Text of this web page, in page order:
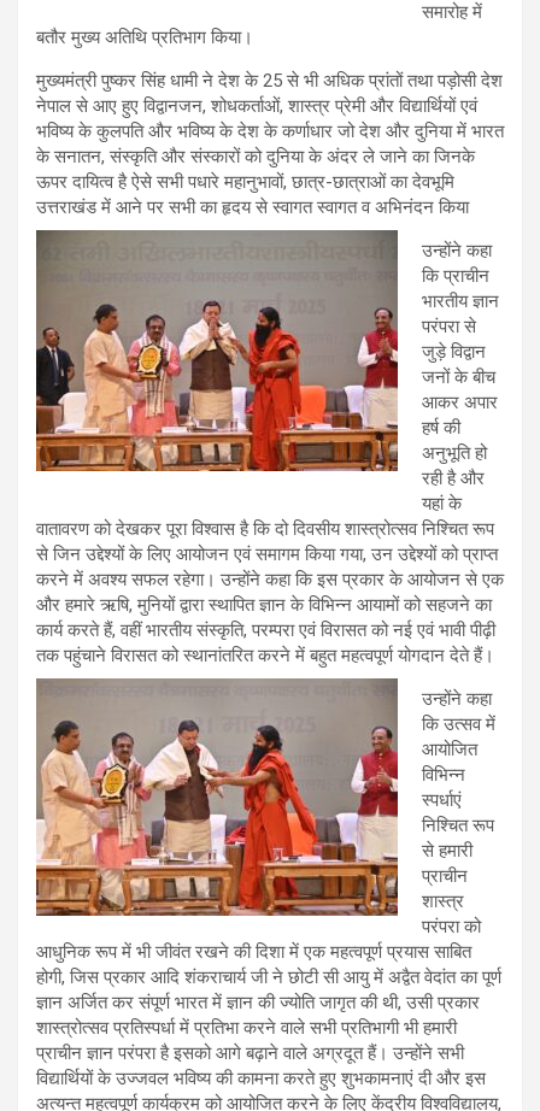
समारोह में
बतौर मुख्य अतिथि प्रतिभाग किया।
मुख्यमंत्री पुष्कर सिंह धामी ने देश के 25 से भी अधिक प्रांतों तथा पड़ोसी देश
नेपाल से आए हुए विद्वानजन, शोधकर्ताओं, शास्त्र प्रेमी और विद्यार्थियों एवं
भविष्य के कुलपति और भविष्य के देश के कर्णाधार जो देश और दुनिया में भारत
के सनातन, संस्कृति और संस्कारों को दुनिया के अंदर ले जाने का जिनके
ऊपर दायित्व है ऐसे सभी पधारे महानुभावों, छात्र-छात्राओं का देवभूमि
उत्तराखंड में आने पर सभी का हृदय से स्वागत स्वागत व अभिनंदन किया
उन्होंने कहा
कि प्राचीन
भारतीय ज्ञान
परंपरा से
जुड़े विद्वान
जनों के बीच
आकर अपार
हर्ष की
अनुभूति हो
रही है और
यहां के
वातावरण को देखकर पूरा विश्वास है कि दो दिवसीय शास्त्रोत्सव निश्चित रूप
से जिन उद्देश्यों के लिए आयोजन एवं समागम किया गया, उन उद्देश्यों को प्राप्त
करने में अवश्य सफल रहेगा। उन्होंने कहा कि इस प्रकार के आयोजन से एक
और हमारे ऋषि, मुनियों द्वारा स्थापित ज्ञान के विभिन्न आयामों को सहजने का
कार्य करते हैं, वहीं भारतीय संस्कृति, परम्परा एवं विरासत को नई एवं भावी पीढ़ी
तक पहुंचाने विरासत को स्थानांतरित करने में बहुत महत्वपूर्ण योगदान देते हैं।
उन्होंने कहा
कि उत्सव में
आयोजित
विभिन्न
स्पर्धाएं
निश्चित रूप
से हमारी
प्राचीन
शास्त्र
परंपरा को
आधुनिक रूप में भी जीवंत रखने की दिशा में एक महत्वपूर्ण प्रयास साबित
होगी, जिस प्रकार आदि शंकराचार्य जी ने छोटी सी आयु में अद्वैत वेदांत का पूर्ण
ज्ञान अर्जित कर संपूर्ण भारत में ज्ञान की ज्योति जागृत की थी, उसी प्रकार
शास्त्रोत्सव प्रतिस्पर्धा में प्रतिभा करने वाले सभी प्रतिभागी भी हमारी
प्राचीन ज्ञान परंपरा है इसको आगे बढ़ाने वाले अग्रदूत हैं। उन्होंने सभी
विद्यार्थियों के उज्जवल भविष्य की कामना करते हुए शुभकामनाएं दी और इस
अत्यन्त महत्वपूर्ण कार्यक्रम को आयोजित करने के लिए केंद्रीय विश्वविद्यालय,